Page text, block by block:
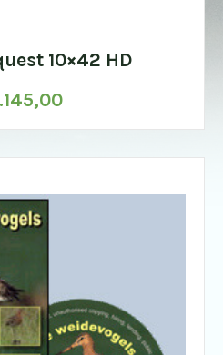
10×42 HD